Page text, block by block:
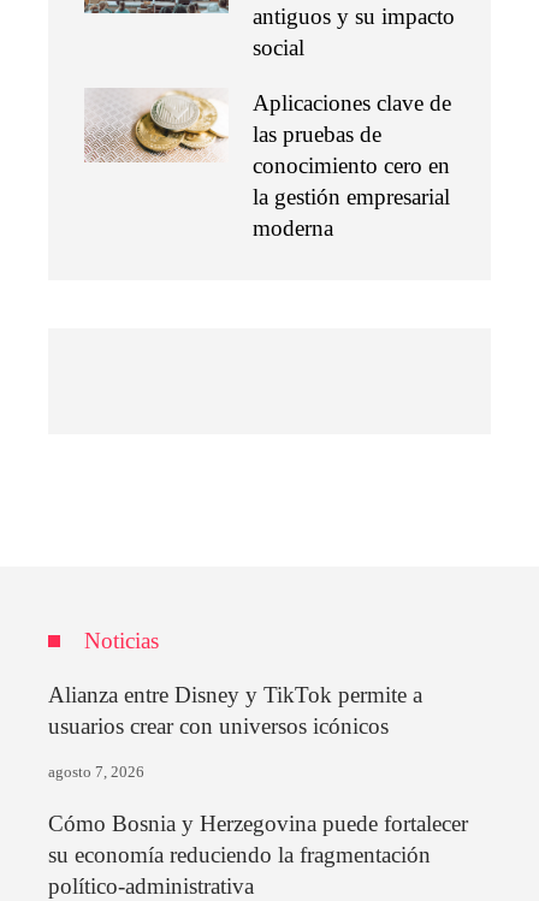
antiguos y su impacto
social
Aplicaciones clave de
las pruebas de
conocimiento cero en
la gestión empresarial
moderna
Noticias
Alianza entre Disney y TikTok permite a
usuarios crear con universos icónicos
agosto 7, 2026
Cómo Bosnia y Herzegovina puede fortalecer
su economía reduciendo la fragmentación
político-administrativa